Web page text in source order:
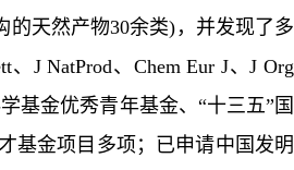
的天然产物30余类) ，并发现了多
t、 J NatProd、 Chem Eur J、J Org
基金优秀青年基金、“十三五”国
基金项目多项；已申请中国发明